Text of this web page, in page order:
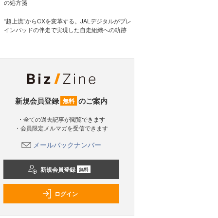
の処方箋
“超上流”からCXを変革する。JALデジタルがブレ
インパッドの伴走で実現した自走組織への軌跡
新規会員登録 無料 のご案内
・全ての過去記事が閲覧できます
・会員限定メルマガを受信できます
メールバックナンバー
新規会員登録 無料
ログイン